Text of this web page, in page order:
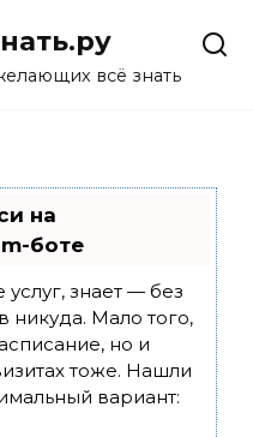
всё знать
на
боте
услуг, знает — без
никуда. Мало того,
но и
тоже. Нашли
вариант: